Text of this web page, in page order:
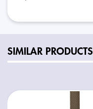
SIMILAR PRODUCTS